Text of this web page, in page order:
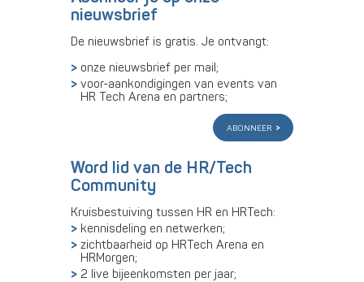
nieuwsbrief
De nieuwsbrief is gratis. Je ontvangt:
onze nieuwsbrief per mail;
voor-aankondigingen van events van
HR Tech Arena en partners;
abonneer
Word lid van de HR/Tech
Community
Kruisbestuiving tussen HR en HRTech:
kennisdeling en netwerken;
zichtbaarheid op HRTech Arena en
HRMorgen;
2 live bijeenkomsten per jaar;